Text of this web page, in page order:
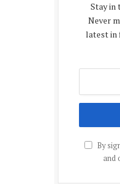
Stay in
Never
latest in
By
and